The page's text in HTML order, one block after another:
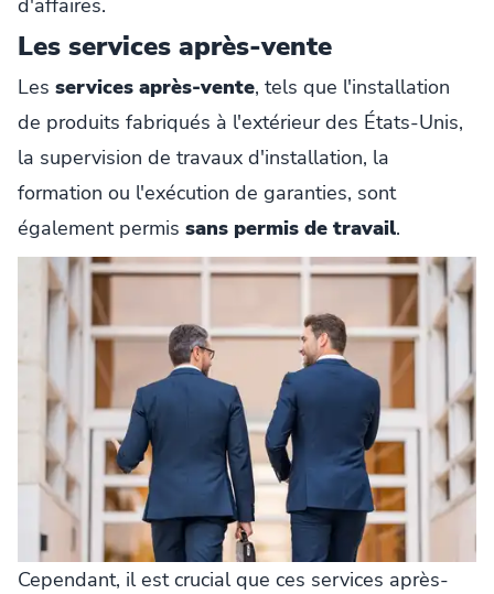
Les services après-vente
Les services après-vente, tels que l'installation
de produits fabriqués à l'extérieur des États-Unis,
la supervision de travaux d'installation, la
formation ou l'exécution de garanties, sont
également permis sans permis de travail.
Cependant, il est crucial que ces services après-